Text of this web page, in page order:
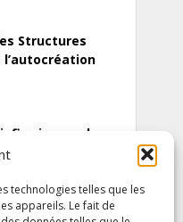
technologies telles que les
appareils. Le fait de
Structures
l’autocréation
:quels
pour